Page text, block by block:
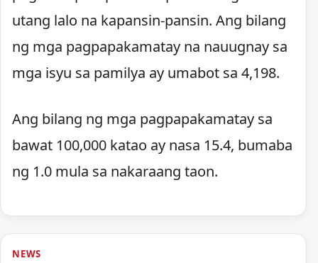
utang lalo na kapansin-pansin. Ang bilang
ng mga pagpapakamatay na nauugnay sa
mga isyu sa pamilya ay umabot sa 4,198.
Ang bilang ng mga pagpapakamatay sa
bawat 100,000 katao ay nasa 15.4, bumaba
ng 1.0 mula sa nakaraang taon.
NEWS